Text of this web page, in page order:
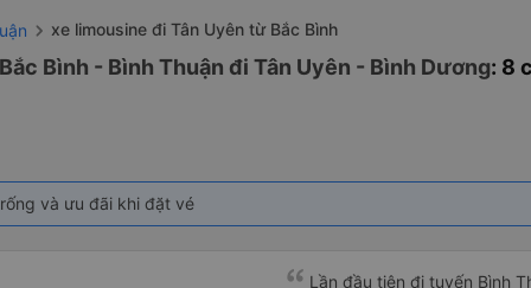
xe limousine đi Tân Uyên từ Bắc Bình
Bình - Bình Thuận đi Tân Uyên - Bình Dương: 8
và ưu đãi khi đặt vé
Lần đầu tiên đi tuyến Bình